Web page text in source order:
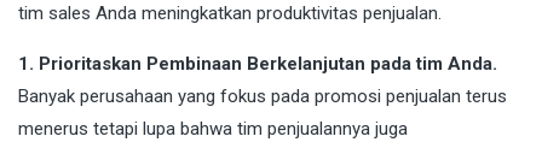
tim sales Anda meningkatkan produktivitas penjualan.
1. Prioritaskan Pembinaan Berkelanjutan pada tim Anda.
Banyak perusahaan yang fokus pada promosi penjualan terus
menerus tetapi lupa bahwa tim penjualannya juga